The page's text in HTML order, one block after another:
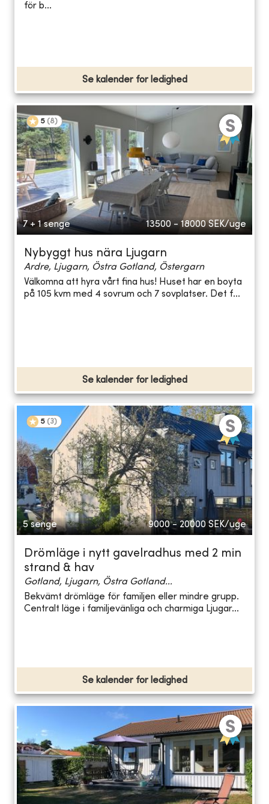
för b...
Se kalender for ledighed
5 (8)
7 + 1 senge 13500 - 18000 SEK/uge
Nybyggt hus nära Ljugarn
Ardre, Ljugarn, Östra Gotland, Östergarn
Välkomna att hyra vårt fina hus! Huset har en boyta
på 105 kvm med 4 sovrum och 7 sovplatser. Det f...
Se kalender for ledighed
5 (3)
5 senge 9000 - 20000 SEK/uge
Drömläge i nytt gavelradhus med 2 min
strand & hav
Gotland, Ljugarn, Östra Gotland...
Bekvämt drömläge för familjen eller mindre grupp.
Centralt läge i familjevänliga och charmiga Ljugar...
Se kalender for ledighed